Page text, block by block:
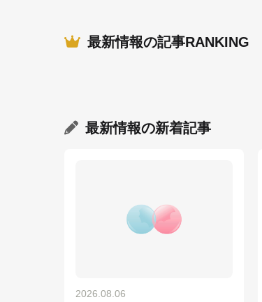
最新情報の記事RANKING
最新情報の新着記事
2026.08.06